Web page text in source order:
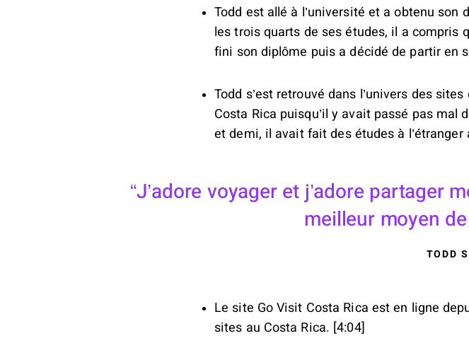
Todd est allé à l’université et a obtenu
les trois quarts de ses études, il a compris
fini son diplôme puis a décidé de partir en
Todd s’est retrouvé dans l’univers des
Costa Rica puisqu’il y avait passé pas mal
et demi, il avait fait des études à l’étranger
J’adore voyager et j’adore partager
meilleur moyen
TODD
Le site Go Visit Costa Rica est en ligne
sites au Costa Rica. [4:04]